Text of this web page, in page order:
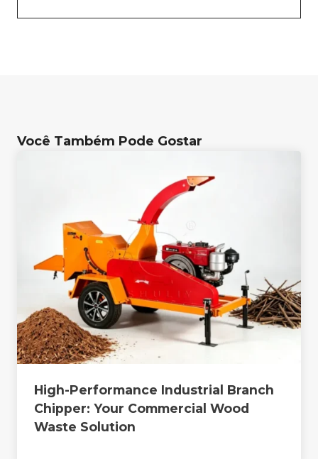
Você Também Pode Gostar
High-Performance Industrial Branch
Chipper: Your Commercial Wood
Waste Solution